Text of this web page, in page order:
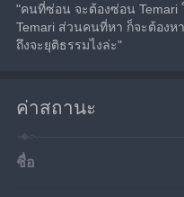
"คนที่ซ่อน จะต้องซ่อน Temari
Temari ส่วนคนที่หา ก็จะต้องห
ถึงจะยุติธรรมไงล่ะ"
ค่าสถานะ
ชื่อ